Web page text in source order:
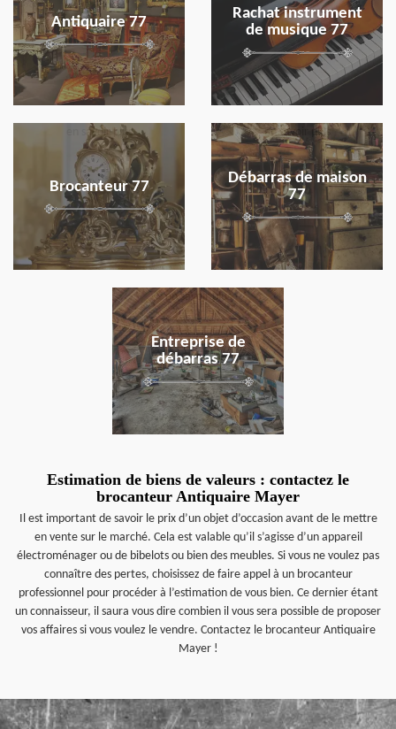
Antiquaire 77
Rachat instrument
de musique 77
Brocanteur 77
en savoir plus
Débarras de maison
77
en savoir plus
Entreprise de
débarras 77
en savoir plus
Estimation de biens de valeurs : contactez le
brocanteur Antiquaire Mayer
Il est important de savoir le prix d’un objet d’occasion avant de le mettre
en vente sur le marché. Cela est valable qu’il s’agisse d’un appareil
électroménager ou de bibelots ou bien des meubles. Si vous ne voulez pas
connaître des pertes, choisissez de faire appel à un brocanteur
professionnel pour procéder à l’estimation de vous bien. Ce dernier étant
un connaisseur, il saura vous dire combien il vous sera possible de proposer
vos affaires si vous voulez le vendre. Contactez le brocanteur Antiquaire
Mayer !